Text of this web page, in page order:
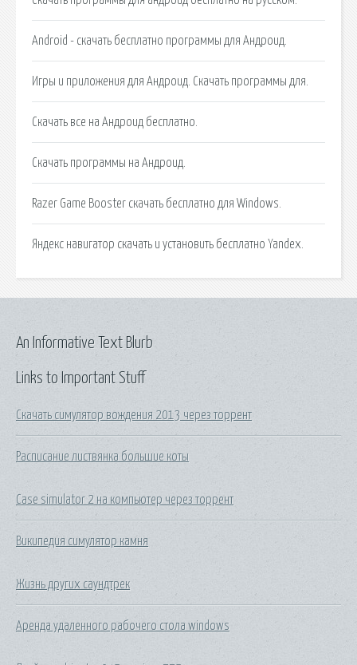
Android - скачать бесплатно программы для Андроид.
Игры и приложения для Андроид. Cкачать программы для.
Скачать все на Андроид бесплатно.
Скачать программы на Андроид.
Razer Game Booster скачать бесплатно для Windows.
Яндекс навигатор скачать и установить бесплатно Yandex.
Links to Important Stuff
Скачать симулятор вождения 2013 через торрент
Расписание листвянка большие коты
Case simulator 2 на компьютер через торрент
Википедия симулятор камня
Жизнь других саундтрек
Аренда удаленного рабочего стола windows
An Informative Text Blurb